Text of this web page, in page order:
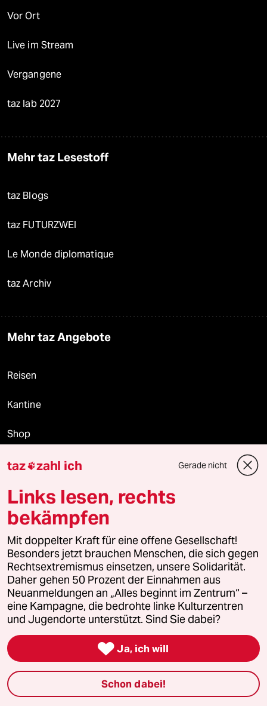
Vor Ort
Live im Stream
Vergangene
taz lab 2027
Mehr taz Lesestoff
taz Blogs
taz FUTURZWEI
Le Monde diplomatique
taz Archiv
Mehr taz Angebote
Reisen
Kantine
Shop
Anzeigen
Fragen & Hilfe
Feedback
Aboservice
ePaper Login
Downloads für Abonnierende
© 2026 taz Verlags und Vertriebs GmbH
taz zahl ich Gerade nicht
Links lesen, rechts
bekämpfen
Mit doppelter Kraft für eine offene Gesellschaft!
Besonders jetzt brauchen Menschen, die sich gegen
Rechtsextremismus einsetzen, unsere Solidarität.
Daher gehen 50 Prozent der Einnahmen aus
Neuanmeldungen an „Alles beginnt im Zentrum“ –
eine Kampagne, die bedrohte linke Kulturzentren
und Jugendorte unterstützt. Sind Sie dabei?
 Ja, ich will
Schon dabei!